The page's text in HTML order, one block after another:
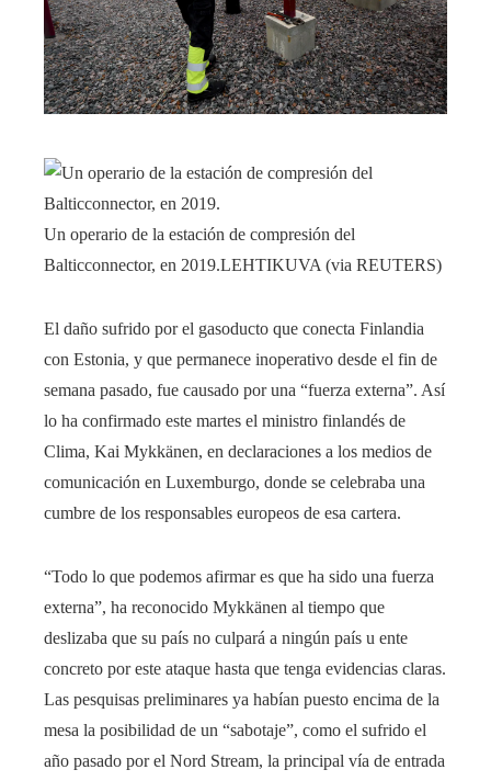
Un operario de la estación de compresión del
Balticconnector, en 2019.LEHTIKUVA (via REUTERS)
El daño sufrido por el gasoducto que conecta Finlandia
con Estonia, y que permanece inoperativo desde el fin de
semana pasado, fue causado por una “fuerza externa”. Así
lo ha confirmado este martes el ministro finlandés de
Clima, Kai Mykkänen, en declaraciones a los medios de
comunicación en Luxemburgo, donde se celebraba una
cumbre de los responsables europeos de esa cartera.
“Todo lo que podemos afirmar es que ha sido una fuerza
externa”, ha reconocido Mykkänen al tiempo que
deslizaba que su país no culpará a ningún país u ente
concreto por este ataque hasta que tenga evidencias claras.
Las pesquisas preliminares ya habían puesto encima de la
mesa la posibilidad de un “sabotaje”, como el sufrido el
año pasado por el Nord Stream, la principal vía de entrada